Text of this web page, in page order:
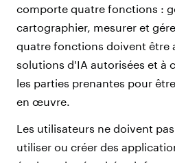
comporte quatre fonctions :
cartographier, mesurer et
quatre fonctions doivent être
solutions d'IA autorisées et à
les parties prenantes pour
en œuvre.
Les utilisateurs ne doivent
utiliser ou créer des